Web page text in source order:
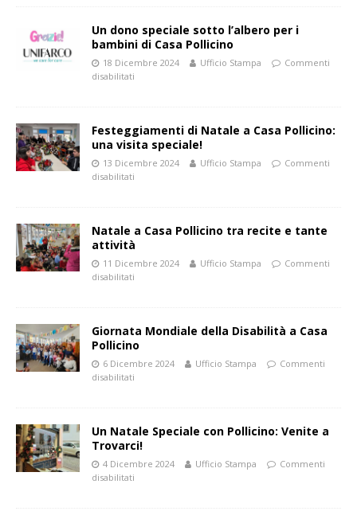
Un dono speciale sotto l’albero per i
bambini di Casa Pollicino
18 Dicembre 2024 Ufficio Stampa
Commenti
disabilitati
Festeggiamenti di Natale a Casa Pollicino:
una visita speciale!
13 Dicembre 2024 Ufficio Stampa
Commenti
disabilitati
Natale a Casa Pollicino tra recite e tante
attività
11 Dicembre 2024 Ufficio Stampa
Commenti
disabilitati
Giornata Mondiale della Disabilità a Casa
Pollicino
6 Dicembre 2024 Ufficio Stampa
Commenti
disabilitati
Un Natale Speciale con Pollicino: Venite a
Trovarci!
4 Dicembre 2024 Ufficio Stampa
Commenti
disabilitati